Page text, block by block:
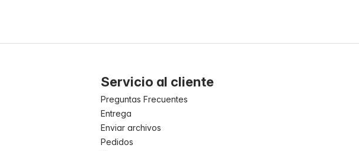
Servicio al cliente
Preguntas Frecuentes
Entrega
Enviar archivos
Pedidos